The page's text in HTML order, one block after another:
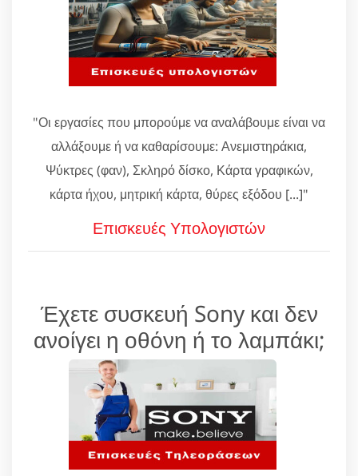
"Οι εργασίες που μπορούμε να αναλάβουμε είναι να
αλλάξουμε ή να καθαρίσουμε: Ανεμιστηράκια,
Ψύκτρες (φαν), Σκληρό δίσκο, Κάρτα γραφικών,
κάρτα ήχου, μητρική κάρτα, θύρες εξόδου [...]"
Επισκευές Υπολογιστών
Έχετε συσκευή Sony και δεν
ανοίγει η οθόνη ή το λαμπάκι;